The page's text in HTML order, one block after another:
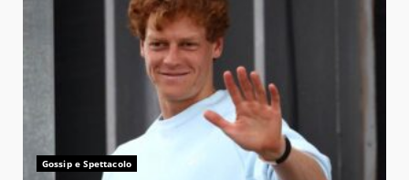
Gossip e Spettacolo